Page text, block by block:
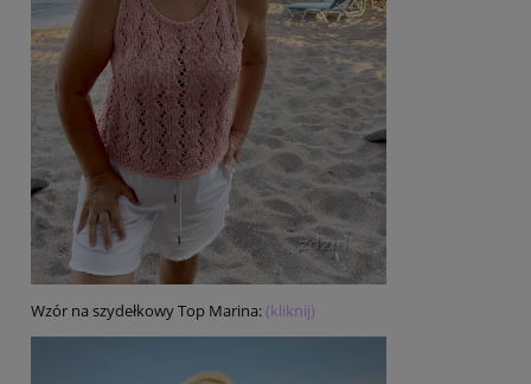
Wzór na szydełkowy Top Marina:(kliknij)